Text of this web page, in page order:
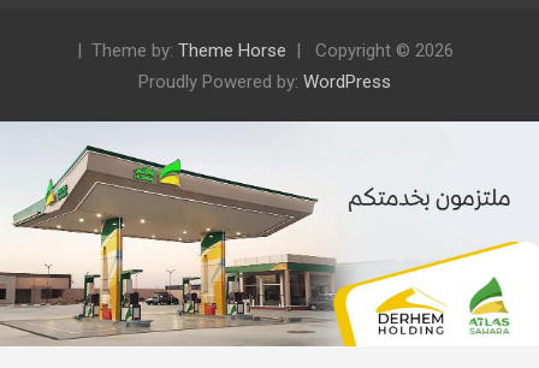
Copyright © 2026
Theme by: Theme Horse
Proudly Powered by: WordPress